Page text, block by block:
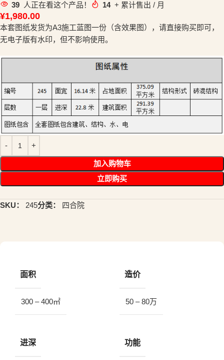
39 人正在看这个产品！ 14 + 累计售出 / 月
¥1,980.00
本套图纸发货为A3施工蓝图一份（含效果图），请直接购买即可，
无电子版有水印，但不影响使用。
加入购物车
立即购买
SKU： 245分类： 四合院
面积
300 – 400㎡
造价
50 – 80万
进深 功能